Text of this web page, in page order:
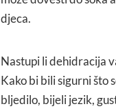
djeca.
Nastupi li dehidracija
Kako bi bili sigurni što
bljedilo, bijeli jezik,